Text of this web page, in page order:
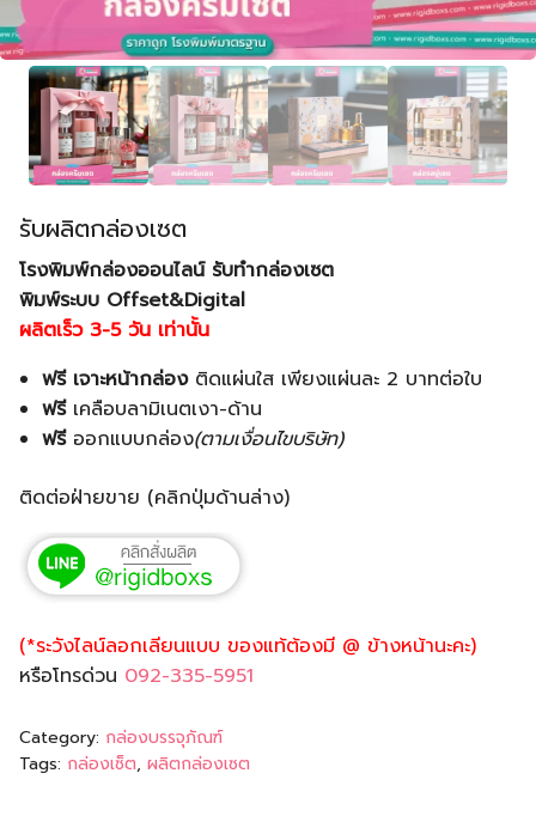
รับผลิตกล่องเซต
โรงพิมพ์กล่องออนไลน์ รับทำกล่องเซต
พิมพ์ระบบ Offset&Digital
ผลิตเร็ว 3-5 วัน เท่านั้น
ฟรี เจาะหน้ากล่อง ติดแผ่นใส เพียงแผ่นละ 2 บาทต่อใบ
ฟรีเคลือบลามิเนตเงา-ด้าน
ฟรี ออกแบบกล่อง(ตามเงื่อนไขบริษัท)
ติดต่อฝ่ายขาย (คลิกปุ่มด้านล่าง)
(*ระวังไลน์ลอกเลียนแบบ ของแท้ต้องมี @ ข้างหน้านะคะ)
หรือโทรด่วน 092-335-5951
Category: กล่องบรรจุภัณฑ์
Tags: กล่องเซ็ต, ผลิตกล่องเซต